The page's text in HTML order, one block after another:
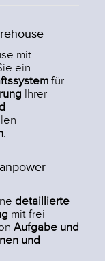
mit
ein
für
Ihrer
.
detaillierte
mit frei
Aufgabe und
und